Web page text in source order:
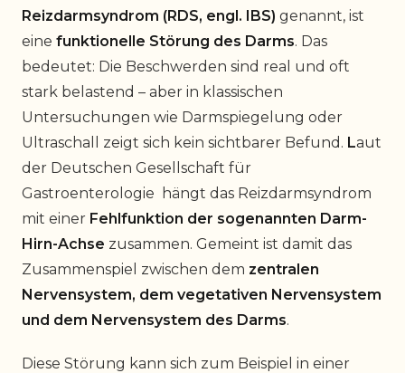
Reizdarmsyndrom (RDS, engl. IBS) genannt, ist
eine funktionelle Störung des Darms. Das
bedeutet: Die Beschwerden sind real und oft
stark belastend – aber in klassischen
Untersuchungen wie Darmspiegelung oder
Ultraschall zeigt sich kein sichtbarer Befund. Laut
der Deutschen Gesellschaft für
Gastroenterologie hängt das Reizdarmsyndrom
mit einer Fehlfunktion der sogenannten Darm-
Hirn-Achse zusammen. Gemeint ist damit das
Zusammenspiel zwischen dem zentralen
Nervensystem, dem vegetativen Nervensystem
und dem Nervensystem des Darms.
Diese Störung kann sich zum Beispiel in einer